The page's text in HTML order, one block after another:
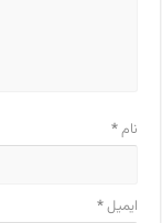
نام*
ایمیل*